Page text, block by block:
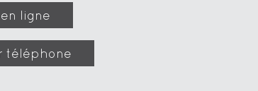
ligne
téléphone